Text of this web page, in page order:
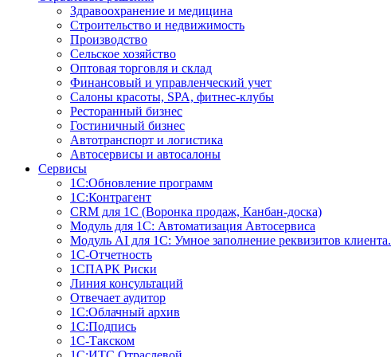
Здравоохранение и медицина
Строительство и недвижимость
Производство
Сельское хозяйство
Оптовая торговля и склад
Финансовый и управленческий учет
Салоны красоты, SPA, фитнес-клубы
Ресторанный бизнес
Гостиничный бизнес
Автотранспорт и логистика
Автосервисы и автосалоны
Сервисы
1С:Обновление программ
1С:Контрагент
CRM для 1С (Воронка продаж, Канбан-доска)
Модуль для 1С: Автоматизация Автосервиса
Модуль AI для 1С: Умное заполнение реквизитов клиента.
1С-Отчетность
1СПАРК Риски
Линия консультаций
Отвечает аудитор
1С:Облачный архив
1С:Подпись
1С-Такском